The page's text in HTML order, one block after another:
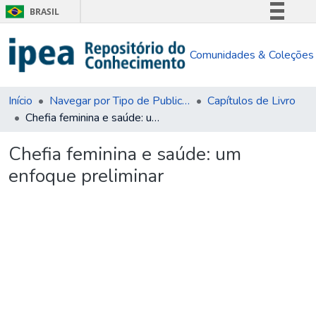
BRASIL
Comunica BR
Acesso à informação
Comunidades & Coleções
Início Navegar por Tipo de Publicação
Capítulos de Livro
Chefia feminina e saúde: um enfoque preliminar
Chefia feminina e saúde: um
enfoque preliminar